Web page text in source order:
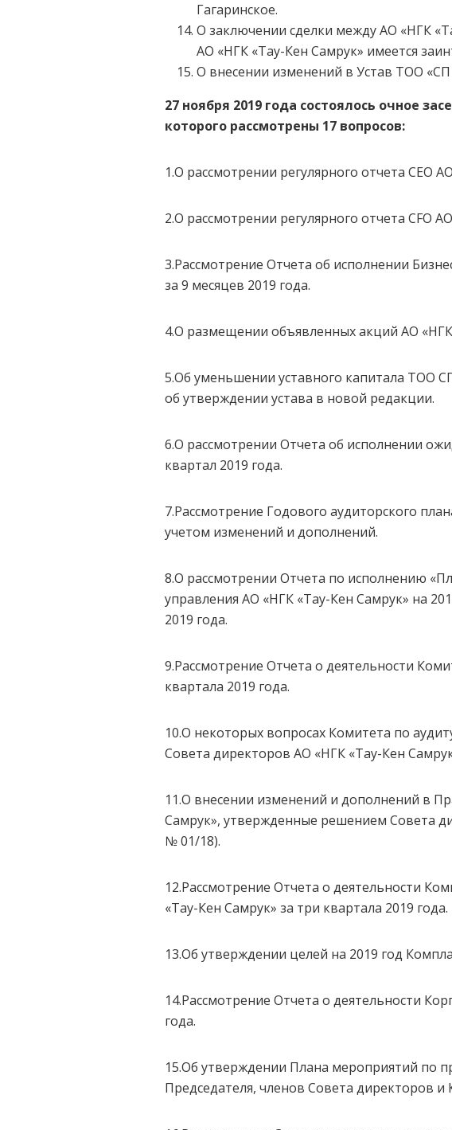
Гагаринское.
О заключении сделки между АО «НГК
АО «НГК «Тау-Кен Самрук» имеется
О внесении изменений в Устав ТОО «СП
27 ноября 2019 года состоялось очное
которого рассмотрены 17 вопросов:
1.О рассмотрении регулярного отчета СЕО
2.О рассмотрении регулярного отчета СFО
3.Рассмотрение Отчета об исполнении
за 9 месяцев 2019 года.
4.О размещении объявленных акций АО
5.Об уменьшении уставного капитала ТОО
об утверждении устава в новой редакции.
6.О рассмотрении Отчета об исполнении
квартал 2019 года.
7.Рассмотрение Годового аудиторского
учетом изменений и дополнений.
8.О рассмотрении Отчета по исполнению
управления АО «НГК «Тау-Кен Самрук» на
2019 года.
9.Рассмотрение Отчета о деятельности
квартала 2019 года.
10.О некоторых вопросах Комитета по
Совета директоров АО «НГК «Тау-Кен
11.О внесении изменений и дополнений в
Самрук», утвержденные решением Совета
№ 01/18).
12.Рассмотрение Отчета о деятельности
«Тау-Кен Самрук» за три квартала 2019 года.
13.Об утверждении целей на 2019 год
14.Рассмотрение Отчета о деятельности
года.
15.Об утверждении Плана мероприятий по
Председателя, членов Совета директоров и